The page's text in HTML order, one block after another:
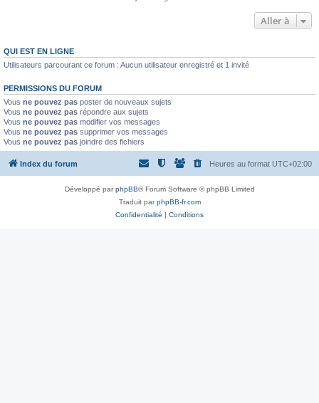
Aller à
QUI EST EN LIGNE
Utilisateurs parcourant ce forum : Aucun utilisateur enregistré et 1 invité
PERMISSIONS DU FORUM
Vous ne pouvez pas poster de nouveaux sujets
Vous ne pouvez pas répondre aux sujets
Vous ne pouvez pas modifier vos messages
Vous ne pouvez pas supprimer vos messages
Vous ne pouvez pas joindre des fichiers
Index du forum Heures au format UTC+02:00
Développé parphpBB® Forum Software © phpBB Limited
Traduit parphpBB-fr.com
Confidentialité | Conditions